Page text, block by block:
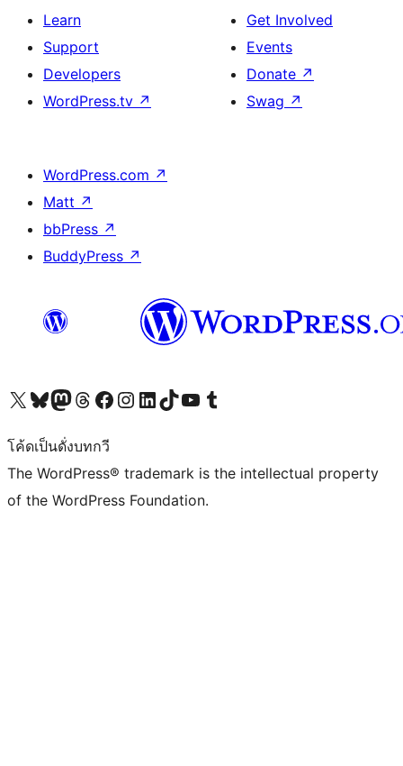
Learn
Support
Developers
WordPress.tv ↗
Get Involved
Events
Donate ↗
Swag ↗
WordPress.com ↗
Matt ↗
bbPress ↗
BuddyPress ↗
Visit our X (formerly Twitter) account
Visit our Bluesky account
Visit our Mastodon account
Visit our Threads account
Visit our Facebook page
Visit our Instagram account
Visit our LinkedIn account
Visit our TikTok account
Visit our YouTube channel
Visit our Tumblr account
โค้ดเป็นดั่งบทกวี
The WordPress® trademark is the intellectual property
of the WordPress Foundation.